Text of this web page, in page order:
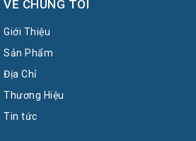
VỀ CHÚNG TÔI
Giới Thiệu
Sản Phẩm
Địa Chỉ
Thương Hiệu
Tin tức